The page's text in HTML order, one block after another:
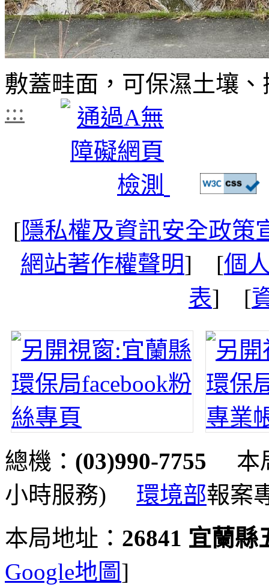
敷蓋畦面，可保濕土壤
:::
[隱私權及資訊安全政策
網站著作權聲明] [個
表] [
總機： (03)990-7755 本
小時服務) 環境部報案
本局地址： 26841 宜蘭縣
Google地圖]